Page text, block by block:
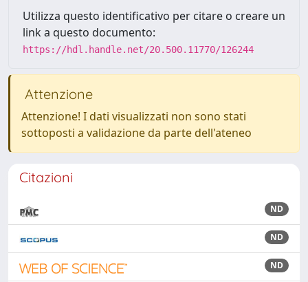
Utilizza questo identificativo per citare o creare un
link a questo documento:
https://hdl.handle.net/20.500.11770/126244
Attenzione
Attenzione! I dati visualizzati non sono stati
sottoposti a validazione da parte dell'ateneo
Citazioni
ND
ND
ND